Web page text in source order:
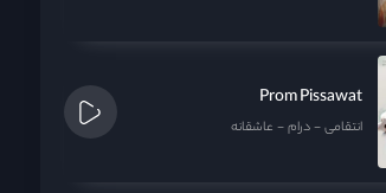
Prom Pissawat
انتقامی درام عاشقانه